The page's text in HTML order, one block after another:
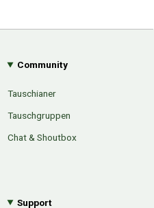
Community
Tauschianer
Tauschgruppen
Chat & Shoutbox
Support